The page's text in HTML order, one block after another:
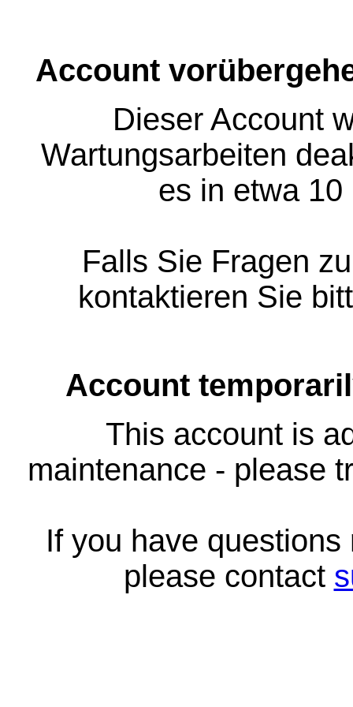
Account
Dieser Account
Wartungsarbeiten
es in etwa
Falls Sie Fragen
kontaktieren Sie
Account
This account is
maintenance - please
If you have
please contact